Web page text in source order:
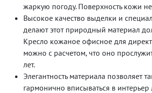
жаркую погоду. Поверхность кожи не
Высокое качество выделки и
делают этот природный материал
Кресло кожаное офисное для
можно с расчетом, что оно
лет.
Элегантность материала позволяет
гармонично вписываться в